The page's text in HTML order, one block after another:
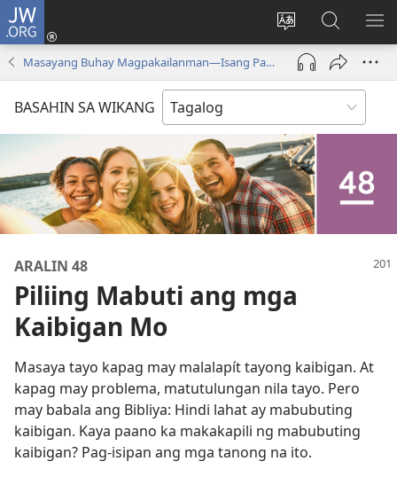
JW.ORG
Baguhin
ang
wika
ng
Mag-
log
bubukas
bagong
window)
sa
JW.ORG
Masayang Buhay Magpakailanman​—Isang Pag-aaral sa Bibliya
BASAHIN SA WIKANG
ARALIN 48
Piliing Mabuti ang mga
Kaibigan Mo
Masaya tayo kapag may malalapít tayong kaibigan. At
kapag may problema, matutulungan nila tayo. Pero
may babala ang Bibliya: Hindi lahat ay mabubuting
kaibigan. Kaya paano ka makakapili ng mabubuting
kaibigan? Pag-isipan ang mga tanong na ito.